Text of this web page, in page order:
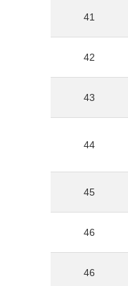
41
42
43
44
45
46
46